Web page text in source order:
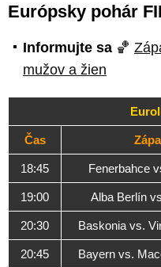
Európsky pohár
Informujte sa 🏀
mužov a žien
Čas
18:45 Fenerbahce
19:00 Alba Berlín
20:30 Baskonia vs.
20:45 Bayern vs.